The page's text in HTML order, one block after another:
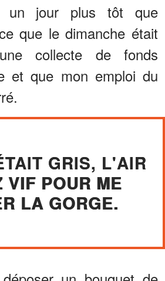
un jour plus tôt que
que le dimanche était
collecte de fonds
et que mon emploi du
GRIS, L'AIR
VIF POUR ME
LA GORGE.